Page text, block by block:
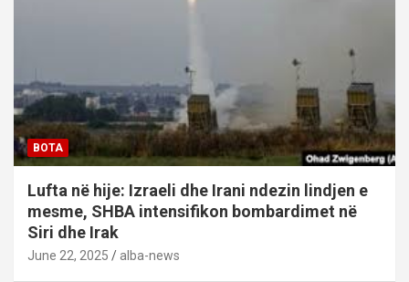
BOTA
Lufta në hije: Izraeli dhe Irani ndezin lindjen e
mesme, SHBA intensifikon bombardimet në
Siri dhe Irak
June 22, 2025 alba-news